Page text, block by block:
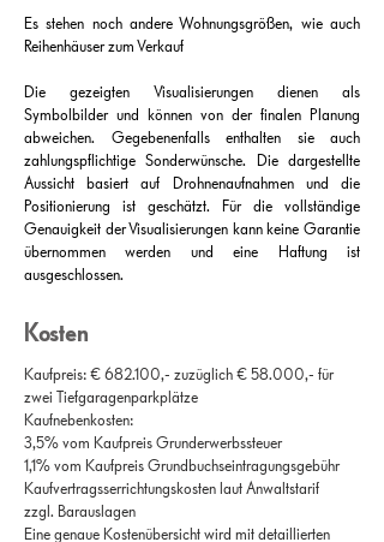
Es stehen noch andere Wohnungsgrößen, wie auch
Reihenhäuser zum Verkauf
Die gezeigten Visualisierungen dienen als
Symbolbilder und können von der finalen Planung
abweichen. Gegebenenfalls enthalten sie auch
zahlungspflichtige Sonderwünsche. Die dargestellte
Aussicht basiert auf Drohnenaufnahmen und die
Positionierung ist geschätzt. Für die vollständige
Genauigkeit der Visualisierungen kann keine Garantie
übernommen werden und eine Haftung ist
ausgeschlossen.
Kosten
Kaufpreis: € 682.100,- zuzüglich € 58.000,- für
zwei Tiefgaragenparkplätze
Kaufnebenkosten:
3,5% vom Kaufpreis Grunderwerbssteuer
1,1% vom Kaufpreis Grundbuchseintragungsgebühr
Kaufvertragsserrichtungskosten laut Anwaltstarif
zzgl. Barauslagen
Eine genaue Kostenübersicht wird mit detaillierten